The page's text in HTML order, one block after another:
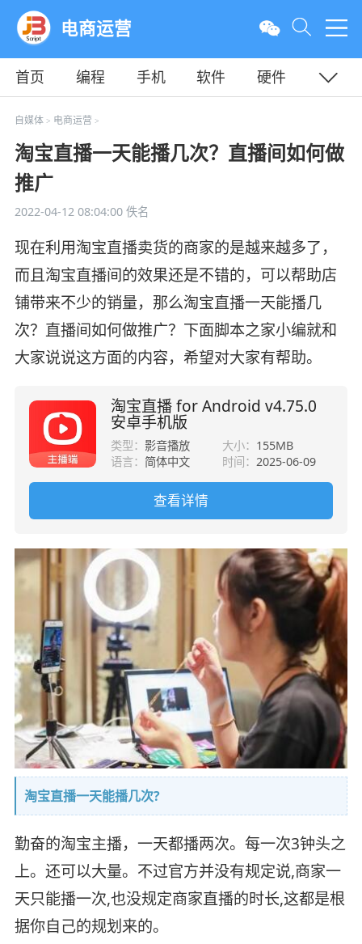
电商运营
首页 编程 手机 软件
硬件
教程
平面
自媒体> 电商运营 >
淘宝直播一天能播几次？直播间如何做
推广
2022-04-12 08:04:00佚名
现在利用淘宝直播卖货的商家的是越来越多了，
而且淘宝直播间的效果还是不错的，可以帮助店
铺带来不少的销量，那么淘宝直播一天能播几
次？直播间如何做推广？下面脚本之家小编就和
大家说说这方面的内容，希望对大家有帮助。
淘宝直播 for Android v4.75.0
安卓手机版
类型： 影音播放 大小： 155MB
语言： 简体中文 时间： 2025-06-09
查看详情
淘宝直播一天能播几次?
勤奋的淘宝主播，一天都播两次。每一次3钟头之
上。还可以大量。不过官方并没有规定说,商家一
天只能播一次,也没规定商家直播的时长,这都是根
据你自己的规划来的。